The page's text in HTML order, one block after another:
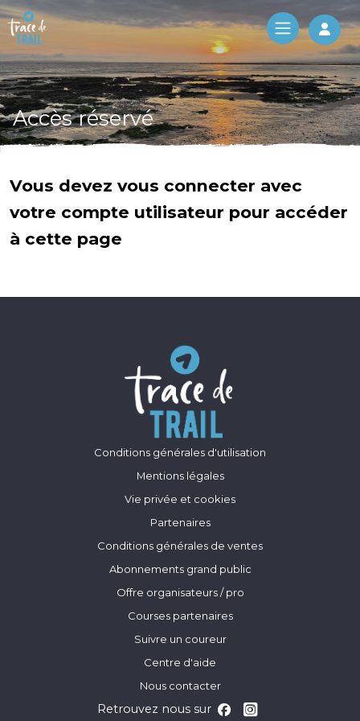
Log
Accès réservé
Vous devez vous connecter avec
votre compte utilisateur pour accéder
à cette page
Conditions générales d'utilisation
Mentions légales
Vie privée et cookies
Partenaires
Conditions générales de ventes
Abonnements grand public
Offre organisateurs / pro
Courses partenaires
Suivre un coureur
Centre d'aide
Nous contacter
Retrouvez nous sur